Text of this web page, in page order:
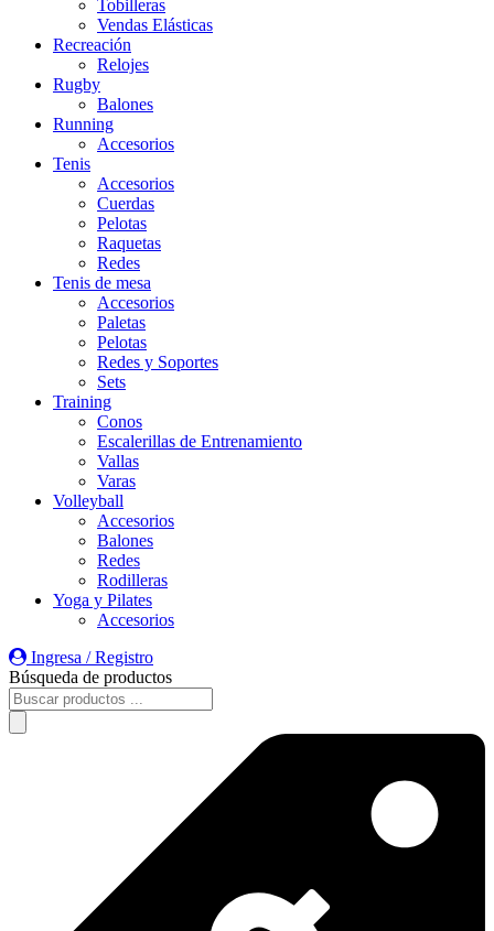
Tobilleras
Vendas Elásticas
Recreación
Relojes
Rugby
Balones
Running
Accesorios
Tenis
Accesorios
Cuerdas
Pelotas
Raquetas
Redes
Tenis de mesa
Accesorios
Paletas
Pelotas
Redes y Soportes
Sets
Training
Conos
Escalerillas de Entrenamiento
Vallas
Varas
Volleyball
Accesorios
Balones
Redes
Rodilleras
Yoga y Pilates
Accesorios
Ingresa / Registro
Búsqueda de productos